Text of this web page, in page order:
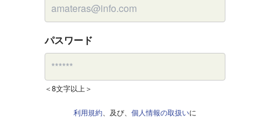
パスワード
＜8文字以上＞
利用規約 、及び、 個人情報の取扱いに